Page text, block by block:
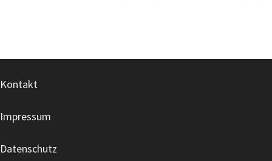
Kontakt
Impressum
Datenschutz